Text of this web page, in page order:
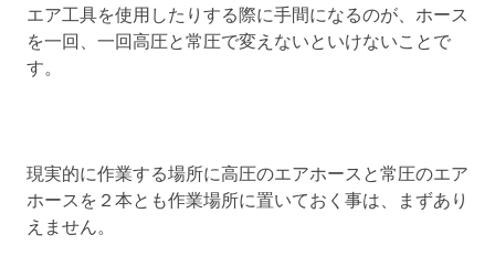
エア工具を使用したりする際に手間になるのが、ホース
を一回、一回高圧と常圧で変えないといけないことで
す。
現実的に作業する場所に高圧のエアホースと常圧のエア
ホースを２本とも作業場所に置いておく事は、まずあり
えません。